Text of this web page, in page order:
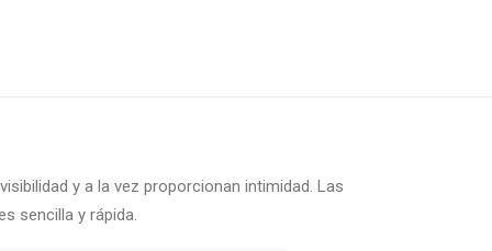
y a la vez proporcionan intimidad. Las
sencilla y rápida.